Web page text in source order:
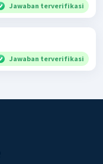
Jawaban terverifikasi
Jawaban terverifikasi